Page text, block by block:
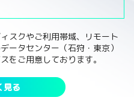
スクやご利用帯域、リモート
ータセンター（石狩・東京）
をご用意しております。
見る